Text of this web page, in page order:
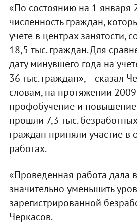
«По состоянию на 1 января
численность граждан,
учете в центрах занятости,
18,5 тыс. граждан. Для
дату минувшего года на
36 тыс. граждан», – сказал
словам, на протяжении
профобучение и
прошли 7,3 тыс.
граждан приняли участие в
работах.
«Проведенная работа дала
значительно уменьшить
зарегистрированной
Черкасов.